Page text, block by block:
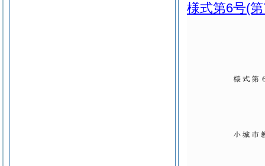
様式第6号(